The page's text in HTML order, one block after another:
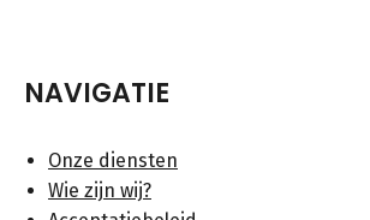
NAVIGATIE
Onze diensten
Wie zijn wij?